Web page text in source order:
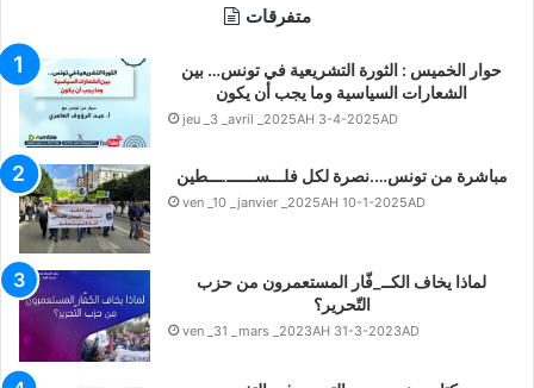
متفرقات
حوار الخميس : الثورة التشريعية في تونس… بين
الشعارات السياسية وما يجب أن يكون
jeu _3 _avril _2025AH 3-4-2025AD
مباشرة من تونس….نصرة لكل فلـــســــــ.ـــطين
ven _10 _janvier _2025AH 10-1-2025AD
لماذا يخاف الكــ_فّار المستعمرون من حزب
التّحرير؟
ven _31 _mars _2023AH 31-3-2023AD